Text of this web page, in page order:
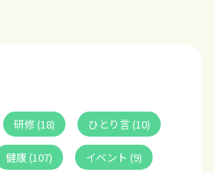
研修 (18) ひとり言 (10)
健康 (107) イベント (9)